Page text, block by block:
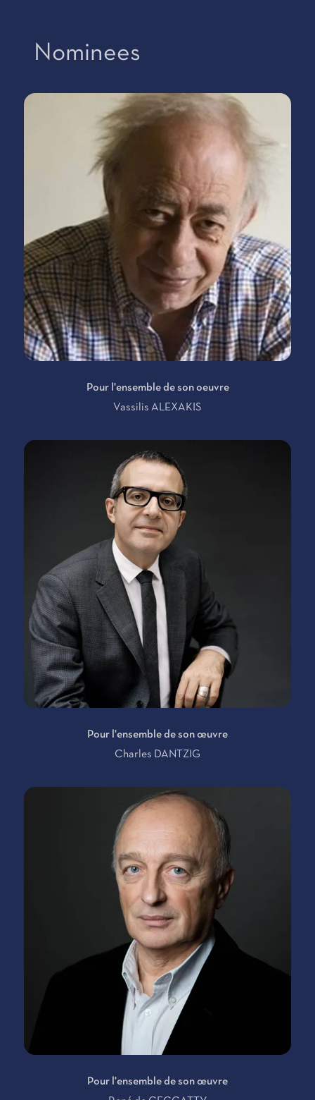
Nominees
Pour l'ensemble de son oeuvre
Vassilis ALEXAKIS
Pour l'ensemble de son œuvre
Charles DANTZIG
Pour l'ensemble de son œuvre